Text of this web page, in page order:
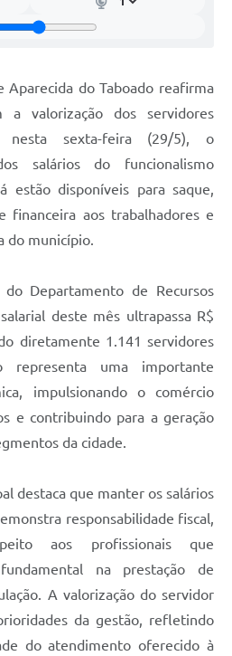
Aparecida do Taboado reafirma
a valorização dos servidores
nesta sexta-feira (29/5), o
salários do funcionalismo
estão disponíveis para saque,
financeira aos trabalhadores e
do município.
Departamento de Recursos
deste mês ultrapassa R$
diretamente 1.141 servidores
representa uma importante
impulsionando o comércio
e contribuindo para a geração
da cidade.
destaca que manter os salários
responsabilidade fiscal,
aos profissionais que
na prestação de
A valorização do servidor
da gestão, refletindo
do atendimento oferecido à